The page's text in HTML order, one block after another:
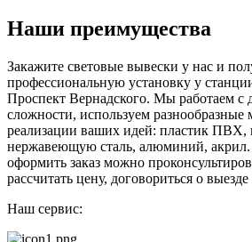
Наши преимущества
Закажите световые вывески у нас и
профессиональную установку у
Проспект Вернадского. Мы работаем с
сложности, используем разнообразные
реализации ваших идей: пластик ПВХ,
нержавеющую сталь, алюминий, акрил.
оформить заказ можно
рассчитать цену, договориться о
Наш сервис: